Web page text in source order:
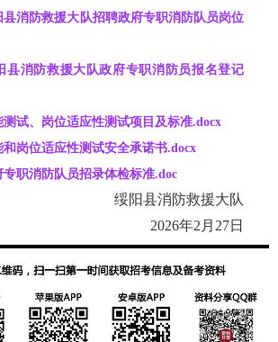
县消防救援大队招聘政府专职消防队员岗位
县消防救援大队政府专职消防员报名登记
测试、岗位适应性测试项目及标准.docx
和岗位适应性测试安全承诺书.docx
专职消防队员招录体检标准.doc
绥阳县消防救援大队
2026年2月27日